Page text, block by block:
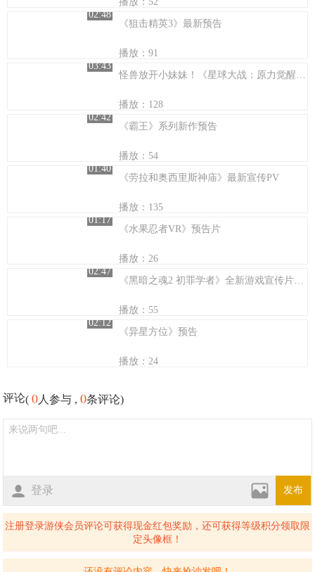
02:48
《狙击精英3》最新预告
播放：91
03:43
怪兽放开小妹妹！《星球大战：原力觉醒》新角色曝光
播放：128
02:42
《霸王》系列新作预告
播放：54
01:40
《劳拉和奥西里斯神庙》最新宣传PV
播放：135
01:17
《水果忍者VR》预告片
播放：26
02:47
《黑暗之魂2 初罪学者》全新游戏宣传片“渺茫的希望”
播放：55
02:12
《异星方位》预告
播放：24
评论(0 人参与 ,0条评论)
登录 发布
注册登录游侠会员评论可获得现金红包奖励，还可获得等级积分领取限
定头像框！